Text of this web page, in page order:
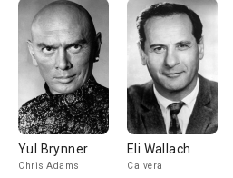
Yul Brynner
Chris Adams
Eli Wallach
Calvera